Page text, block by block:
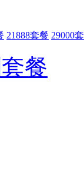
21888套餐 29000
餐